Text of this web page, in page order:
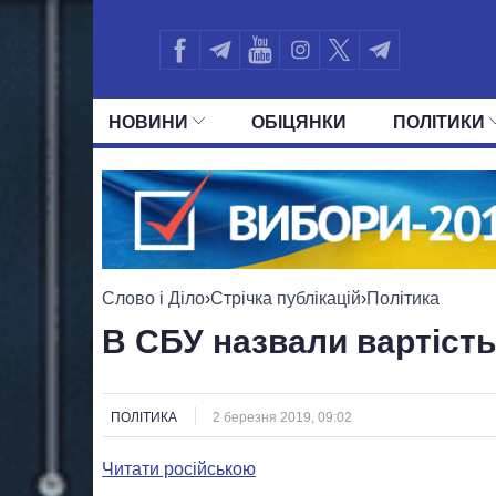
НОВИНИ ОБIЦЯНКИ ПОЛIТИКИ
УСІ ПОЛІТИКИ ПРЕЗИДЕНТ І
Слово і Діло›Стрічка публікацій›Політика
В СБУ назвали
ПОЛІТИКА 2 березня 2019, 09:02
Читати російською